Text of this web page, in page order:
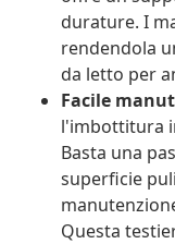
durature. I
rendendola
da letto per
Facile
l'imbottitura
Basta una
superficie
Questa